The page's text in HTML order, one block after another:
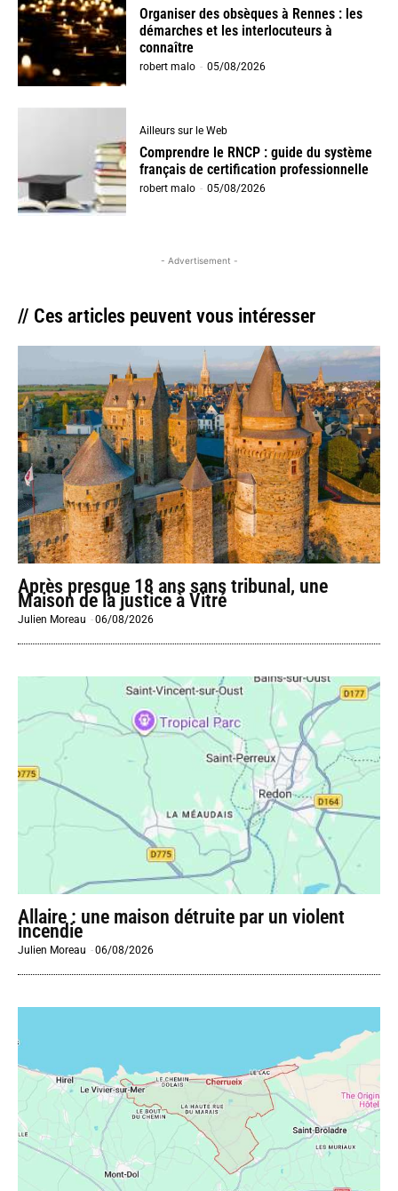
Organiser des obsèques à Rennes : les
démarches et les interlocuteurs à
connaître
robert malo - 05/08/2026
Ailleurs sur le Web
Comprendre le RNCP : guide du système
français de certification professionnelle
robert malo - 05/08/2026
- Advertisement -
// Ces articles peuvent vous intéresser
Après presque 18 ans sans tribunal, une
Maison de la justice à Vitré
Julien Moreau -06/08/2026
Allaire : une maison détruite par un violent
incendie
Julien Moreau -06/08/2026